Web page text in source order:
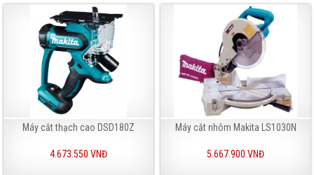
Máy cắt thạch cao DSD180Z
4.673.550 VNĐ
Máy cắt nhôm Makita LS1030N
5.667.900 VNĐ